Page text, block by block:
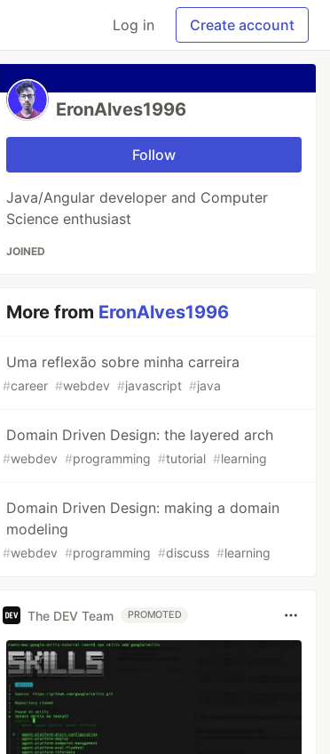
Log in Create account
EronAlves1996
Follow
Java/Angular developer and Computer
Science enthusiast
JOINED
More from EronAlves1996
Uma reflexão sobre minha carreira
#career #webdev #javascript #java
Domain Driven Design: the layered arch
#webdev #programming #tutorial #learning
Domain Driven Design: making a domain
modeling
#webdev #programming #discuss #learning
The DEV Team PROMOTED